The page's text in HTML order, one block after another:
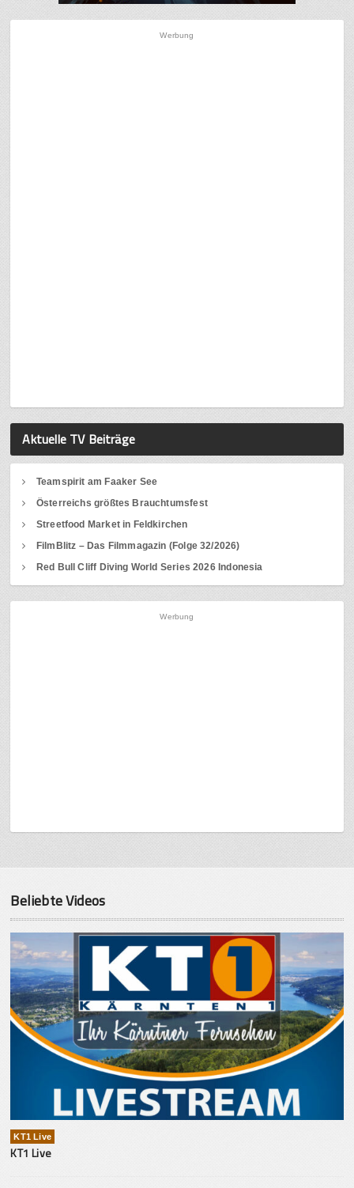
Werbung
Aktuelle TV Beiträge
Teamspirit am Faaker See
Österreichs größtes Brauchtumsfest
Streetfood Market in Feldkirchen
FilmBlitz – Das Filmmagazin (Folge 32/2026)
Red Bull Cliff Diving World Series 2026 Indonesia
Werbung
Beliebte Videos
KT1 Live
KT1 Live